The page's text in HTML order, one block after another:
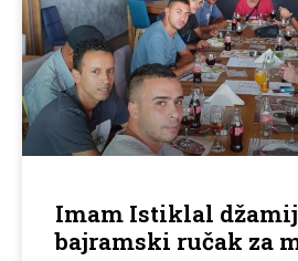
Imam Istiklal
bajramski ručak za